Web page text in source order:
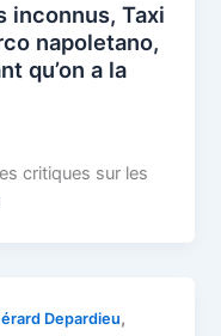
inconnus, Taxi
napoletano,
qu’on a la
critiques sur les
Depardieu,